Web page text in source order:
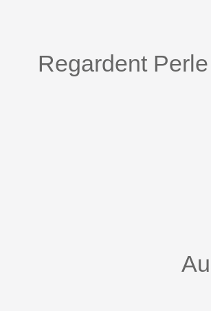
Regardent